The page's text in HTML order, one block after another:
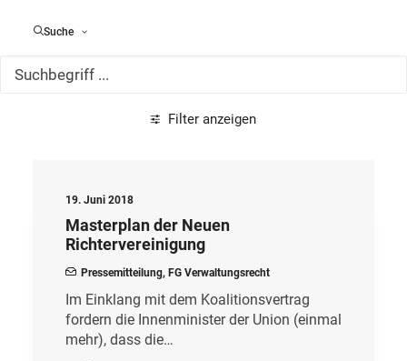
Suche
Filter anzeigen
19. Juni 2018
Masterplan der Neuen
Richtervereinigung
Pressemitteilung, FG Verwaltungsrecht
Im Einklang mit dem Koalitionsvertrag
fordern die Innenminister der Union (einmal
mehr), dass die…